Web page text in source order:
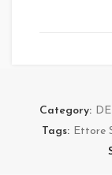
Category:
Tags: Ettore